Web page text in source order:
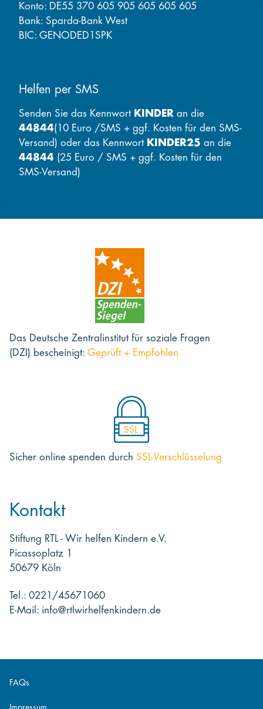
Konto: DE55 370 605 905 605 605 605
Bank: Sparda-Bank West
BIC: GENODED1SPK
Helfen per SMS
Senden Sie das Kennwort KINDER an die
44844(10 Euro /SMS + ggf. Kosten für den SMS-
Versand) oder das Kennwort KINDER25 an die
44844 (25 Euro / SMS + ggf. Kosten für den
SMS-Versand)
Das Deutsche Zentralinstitut für soziale Fragen
(DZI) bescheinigt: Geprüft + Empfohlen
SSL
Sicher online spenden durch SSL-Verschlüsselung
Kontakt
Stiftung RTL - Wir helfen Kindern e.V.
Picassoplatz 1
50679 Köln
Tel.: 0221/45671060
E-Mail: info@rtlwirhelfenkindern.de
FAQs